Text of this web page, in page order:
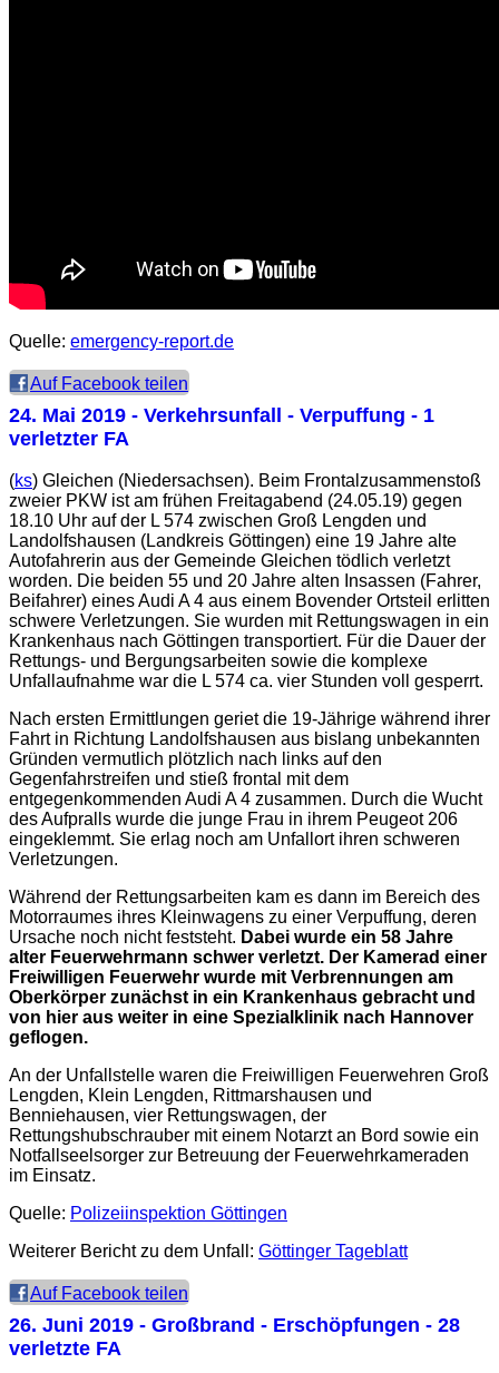
Quelle: emergency-report.de
Auf Facebook teilen
24. Mai 2019 - Verkehrsunfall - Verpuffung - 1
verletzter FA
(ks) Gleichen (Niedersachsen). Beim Frontalzusammenstoß
zweier PKW ist am frühen Freitagabend (24.05.19) gegen
18.10 Uhr auf der L 574 zwischen Groß Lengden und
Landolfshausen (Landkreis Göttingen) eine 19 Jahre alte
Autofahrerin aus der Gemeinde Gleichen tödlich verletzt
worden. Die beiden 55 und 20 Jahre alten Insassen (Fahrer,
Beifahrer) eines Audi A 4 aus einem Bovender Ortsteil erlitten
schwere Verletzungen. Sie wurden mit Rettungswagen in ein
Krankenhaus nach Göttingen transportiert. Für die Dauer der
Rettungs- und Bergungsarbeiten sowie die komplexe
Unfallaufnahme war die L 574 ca. vier Stunden voll gesperrt.
Nach ersten Ermittlungen geriet die 19-Jährige während ihrer
Fahrt in Richtung Landolfshausen aus bislang unbekannten
Gründen vermutlich plötzlich nach links auf den
Gegenfahrstreifen und stieß frontal mit dem
entgegenkommenden Audi A 4 zusammen. Durch die Wucht
des Aufpralls wurde die junge Frau in ihrem Peugeot 206
eingeklemmt. Sie erlag noch am Unfallort ihren schweren
Verletzungen.
Während der Rettungsarbeiten kam es dann im Bereich des
Motorraumes ihres Kleinwagens zu einer Verpuffung, deren
Ursache noch nicht feststeht. Dabei wurde ein 58 Jahre
alter Feuerwehrmann schwer verletzt. Der Kamerad einer
Freiwilligen Feuerwehr wurde mit Verbrennungen am
Oberkörper zunächst in ein Krankenhaus gebracht und
von hier aus weiter in eine Spezialklinik nach Hannover
geflogen.
An der Unfallstelle waren die Freiwilligen Feuerwehren Groß
Lengden, Klein Lengden, Rittmarshausen und
Benniehausen, vier Rettungswagen, der
Rettungshubschrauber mit einem Notarzt an Bord sowie ein
Notfallseelsorger zur Betreuung der Feuerwehrkameraden
im Einsatz.
Quelle: Polizeiinspektion Göttingen
Weiterer Bericht zu dem Unfall: Göttinger Tageblatt
Auf Facebook teilen
26. Juni 2019 - Großbrand - Erschöpfungen - 28
verletzte FA